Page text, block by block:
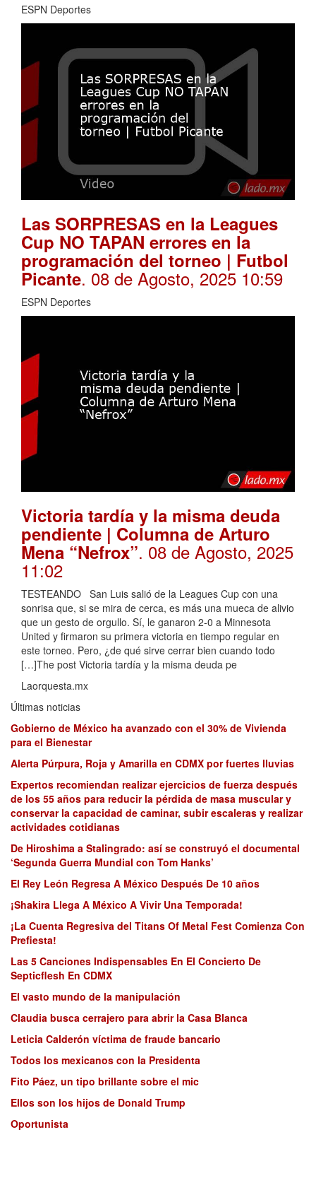
ESPN Deportes
Las SORPRESAS en la Leagues
Cup NO TAPAN errores en la
programación del torneo | Futbol
Picante. 08 de Agosto, 2025 10:59
ESPN Deportes
Victoria tardía y la misma deuda
pendiente | Columna de Arturo
Mena “Nefrox”. 08 de Agosto, 2025
11:02
TESTEANDO San Luis salió de la Leagues Cup con una
sonrisa que, si se mira de cerca, es más una mueca de alivio
que un gesto de orgullo. Sí, le ganaron 2-0 a Minnesota
United y firmaron su primera victoria en tiempo regular en
este torneo. Pero, ¿de qué sirve cerrar bien cuando todo
[…]The post Victoria tardía y la misma deuda pe
Laorquesta.mx
Últimas noticias
Gobierno de México ha avanzado con el 30% de Vivienda
para el Bienestar
Alerta Púrpura, Roja y Amarilla en CDMX por fuertes lluvias
Expertos recomiendan realizar ejercicios de fuerza después
de los 55 años para reducir la pérdida de masa muscular y
conservar la capacidad de caminar, subir escaleras y realizar
actividades cotidianas
De Hiroshima a Stalingrado: así se construyó el documental
‘Segunda Guerra Mundial con Tom Hanks’
El Rey León Regresa A México Después De 10 años
¡Shakira Llega A México A Vivir Una Temporada!
¡La Cuenta Regresiva del Titans Of Metal Fest Comienza Con
Prefiesta!
Las 5 Canciones Indispensables En El Concierto De
Septicflesh En CDMX
El vasto mundo de la manipulación
Claudia busca cerrajero para abrir la Casa Blanca
Leticia Calderón víctima de fraude bancario
Todos los mexicanos con la Presidenta
Fito Páez, un tipo brillante sobre el mic
Ellos son los hijos de Donald Trump
Oportunista